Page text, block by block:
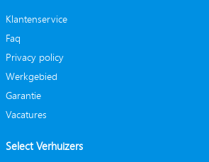
Klantenservice
Faq
Privacy policy
Werkgebied
Garantie
Vacatures
Select Verhuizers